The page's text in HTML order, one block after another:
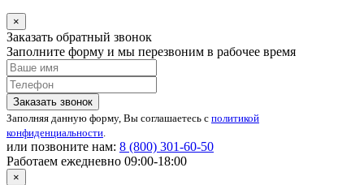
×
Заказать обратный звонок
Заполните форму и мы перезвоним в рабочее время
Заказать звонок
Заполняя данную форму, Вы соглашаетесь с политикой
конфиденциальности.
или позвоните нам: 8 (800) 301-60-50
Работаем ежедневно 09:00-18:00
×